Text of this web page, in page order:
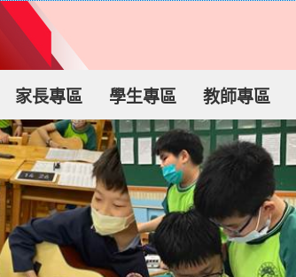
家長專區 學生專區 教師專區